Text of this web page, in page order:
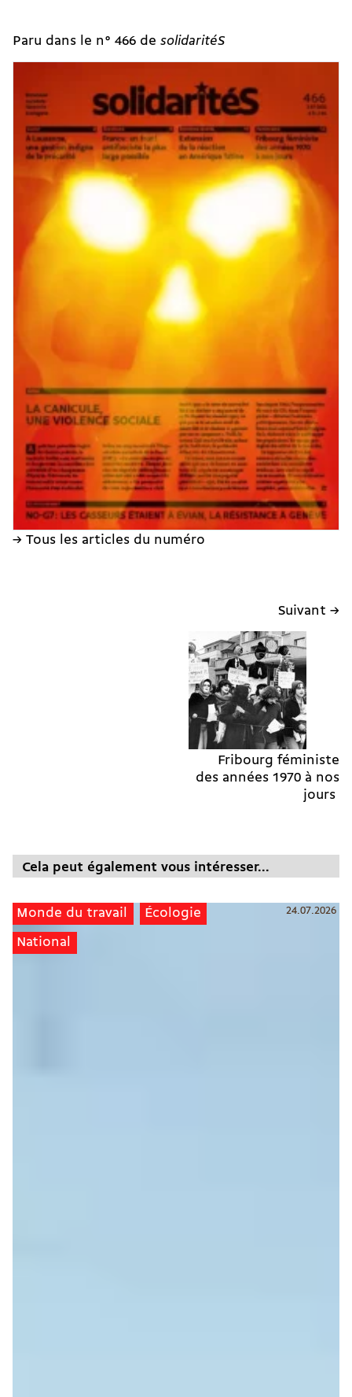
Paru dans le n° 466 de solidaritéS
→ Tous les articles du numéro
Suivant →
Fribourg féministe
des années 1970 à nos
jours
Cela peut également vous intéresser...
Monde du travail Écologie
National
24.07.2026